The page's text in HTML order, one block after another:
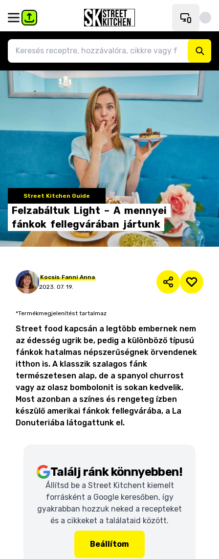
Street Kitchen Guide
Felzabáltuk Light – A mennyei
fánkok fellegvárában jártunk
Kocsis Fanni Anna
2023. 07. 19.
*Termékmegjelenítést tartalmaz
Street food kapcsán a legtöbb embernek nem
az édesség ugrik be, pedig a különböző típusú
fánkok hatalmas népszerűségnek örvendenek
itthon is. A klasszik szalagos fánk
természetesen alap, de a spanyol churrost
vagy az olasz bombolonit is sokan kedvelik.
Most azonban a színes és rengeteg ízben
készülő amerikai fánkok fellegvárába, a La
Donuteriába látogattunk el.
Találj ránk könnyebben!
Állítsd be a Street Kitchent kiemelt
forrásként a Google keresőben, így
gyakrabban hozzuk neked a recepteket
és a cikkeket a találataid között.
Beállítom